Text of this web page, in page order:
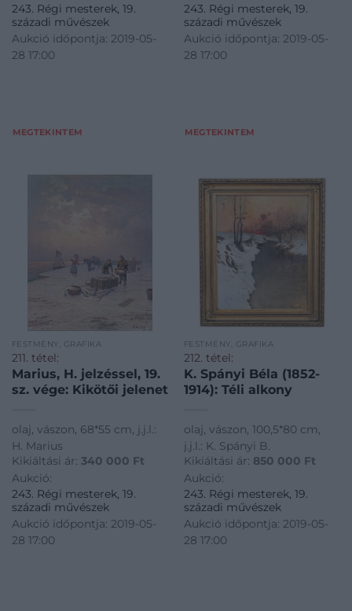
243. Régi mesterek, 19.
századi művészek
Aukció időpontja: 2019-05-
28 17:00
MEGTEKINTEM
243. Régi mesterek, 19.
századi művészek
Aukció időpontja: 2019-05-
28 17:00
MEGTEKINTEM
FESTMÉNY, GRAFIKA
211. tétel:
Marius, H. jelzéssel, 19.
sz. vége: Kikötői jelenet
olaj, vászon, 68*55 cm, j.j.l.:
H. Marius
Kikiáltási ár: 340 000 Ft
Aukció:
243. Régi mesterek, 19.
századi művészek
Aukció időpontja: 2019-05-
28 17:00
FESTMÉNY, GRAFIKA
212. tétel:
K. Spányi Béla (1852-
1914): Téli alkony
olaj, vászon, 100,5*80 cm,
j.j.l.: K. Spányi B.
Kikiáltási ár: 850 000 Ft
Aukció:
243. Régi mesterek, 19.
századi művészek
Aukció időpontja: 2019-05-
28 17:00